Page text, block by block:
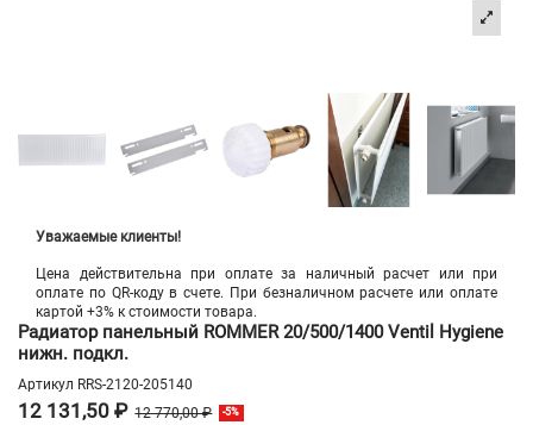
Уважаемые клиенты!
Цена действительна при оплате за наличный расчет или при
оплате по QR-коду в счете. При безналичном расчете или оплате
картой +3% к стоимости товара.
Радиатор панельный ROMMER 20/500/1400 Ventil Hygiene
нижн. подкл.
Артикул RRS-2120-205140
12 131,50 ₽ 12 770,00 ₽ -5%